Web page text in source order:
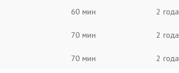
60 мин 2 года
70 мин 2 года
70 мин 2 года